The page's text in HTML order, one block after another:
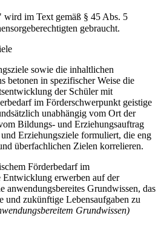
im Text gemäß § 45 Abs. 5
gebraucht.
sowie die inhaltlichen
betonen in spezifischer Weise die
der Schüler mit
im Förderschwerpunkt geistige
unabhängig vom Ort der
Bildungs- und Erziehungsauftrag
Erziehungsziele formuliert, die eng
überfachlichen Zielen korrelieren.
Förderbedarf im
Entwicklung erwerben auf der
anwendungsbereites Grundwissen, das
und zukünftige Lebensaufgaben zu
Grundwissen)